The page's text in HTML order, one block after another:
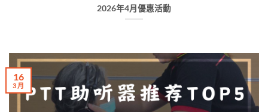
2026年4月優惠活動
16
3 月